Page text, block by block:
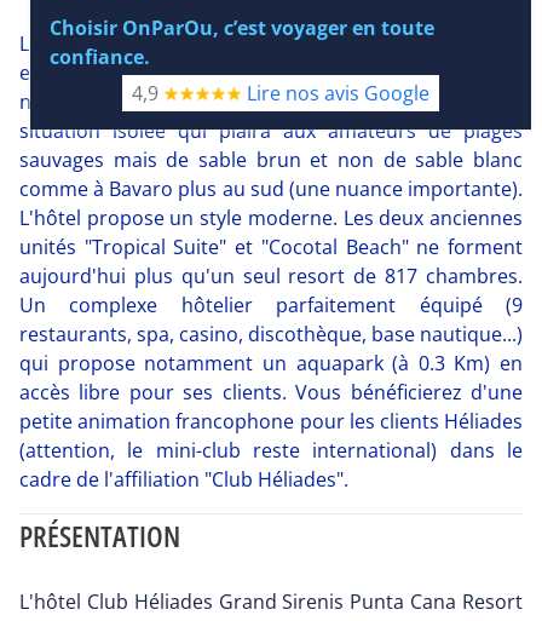
Le Club Héliades Grand Sirenis Punta Cana Resort 5*
est situé à l'écart de la zone hôtelière, à l'extrémité
nord de Punta Cana sur la plage d'Uvero Alto. Une
situation isolée qui plaira aux amateurs de plages
sauvages mais de sable brun et non de sable blanc
comme à Bavaro plus au sud (une nuance importante).
L'hôtel propose un style moderne. Les deux anciennes
unités "Tropical Suite" et "Cocotal Beach" ne forment
aujourd'hui plus qu'un seul resort de 817 chambres.
Un complexe hôtelier parfaitement équipé (9
restaurants, spa, casino, discothèque, base nautique...)
qui propose notamment un aquapark (à 0.3 Km) en
accès libre pour ses clients. Vous bénéficierez d'une
petite animation francophone pour les clients Héliades
(attention, le mini-club reste international) dans le
cadre de l'affiliation "Club Héliades".
PRÉSENTATION
L'hôtel Club Héliades Grand Sirenis Punta Cana Resort
Choisir OnParOu, c’est voyager en toute
confiance.
4,9
Lire nos avis Google